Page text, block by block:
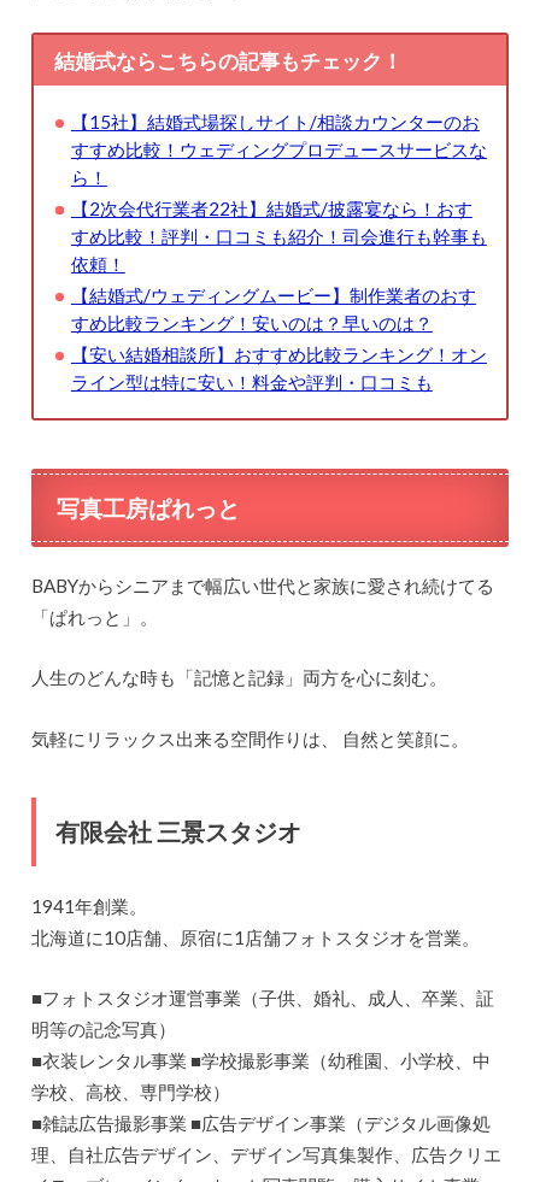
結婚式ならこちらの記事もチェック！
【15社】結婚式場探しサイト/相談カウンターのお
すすめ比較！ウェディングプロデュースサービスな
ら！
【2次会代行業者22社】結婚式/披露宴なら！おす
すめ比較！評判・口コミも紹介！司会進行も幹事も
依頼！
【結婚式/ウェディングムービー】制作業者のおす
すめ比較ランキング！安いのは？早いのは？
【安い結婚相談所】おすすめ比較ランキング！オン
ライン型は特に安い！料金や評判・口コミも
写真工房ぱれっと
BABYからシニアまで幅広い世代と家族に愛され続けてる
「ぱれっと」。
人生のどんな時も「記憶と記録」両方を心に刻む。
気軽にリラックス出来る空間作りは、 自然と笑顔に。
有限会社 三景スタジオ
1941年創業。
北海道に10店舗、原宿に1店舗フォトスタジオを営業。
■フォトスタジオ運営事業（子供、婚礼、成人、卒業、証
明等の記念写真）
■衣装レンタル事業 ■学校撮影事業（幼稚園、小学校、中
学校、高校、専門学校）
■雑誌広告撮影事業 ■広告デザイン事業（デジタル画像処
理、自社広告デザイン、デザイン写真集製作、広告クリエ